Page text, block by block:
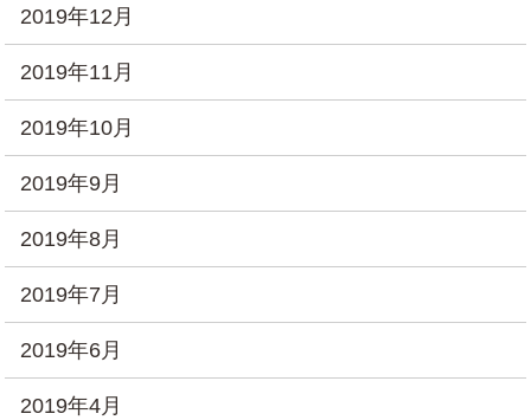
2019年12月
2019年11月
2019年10月
2019年9月
2019年8月
2019年7月
2019年6月
2019年4月